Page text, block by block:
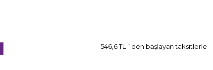
546,6 TL `den başlayan taksitlerle